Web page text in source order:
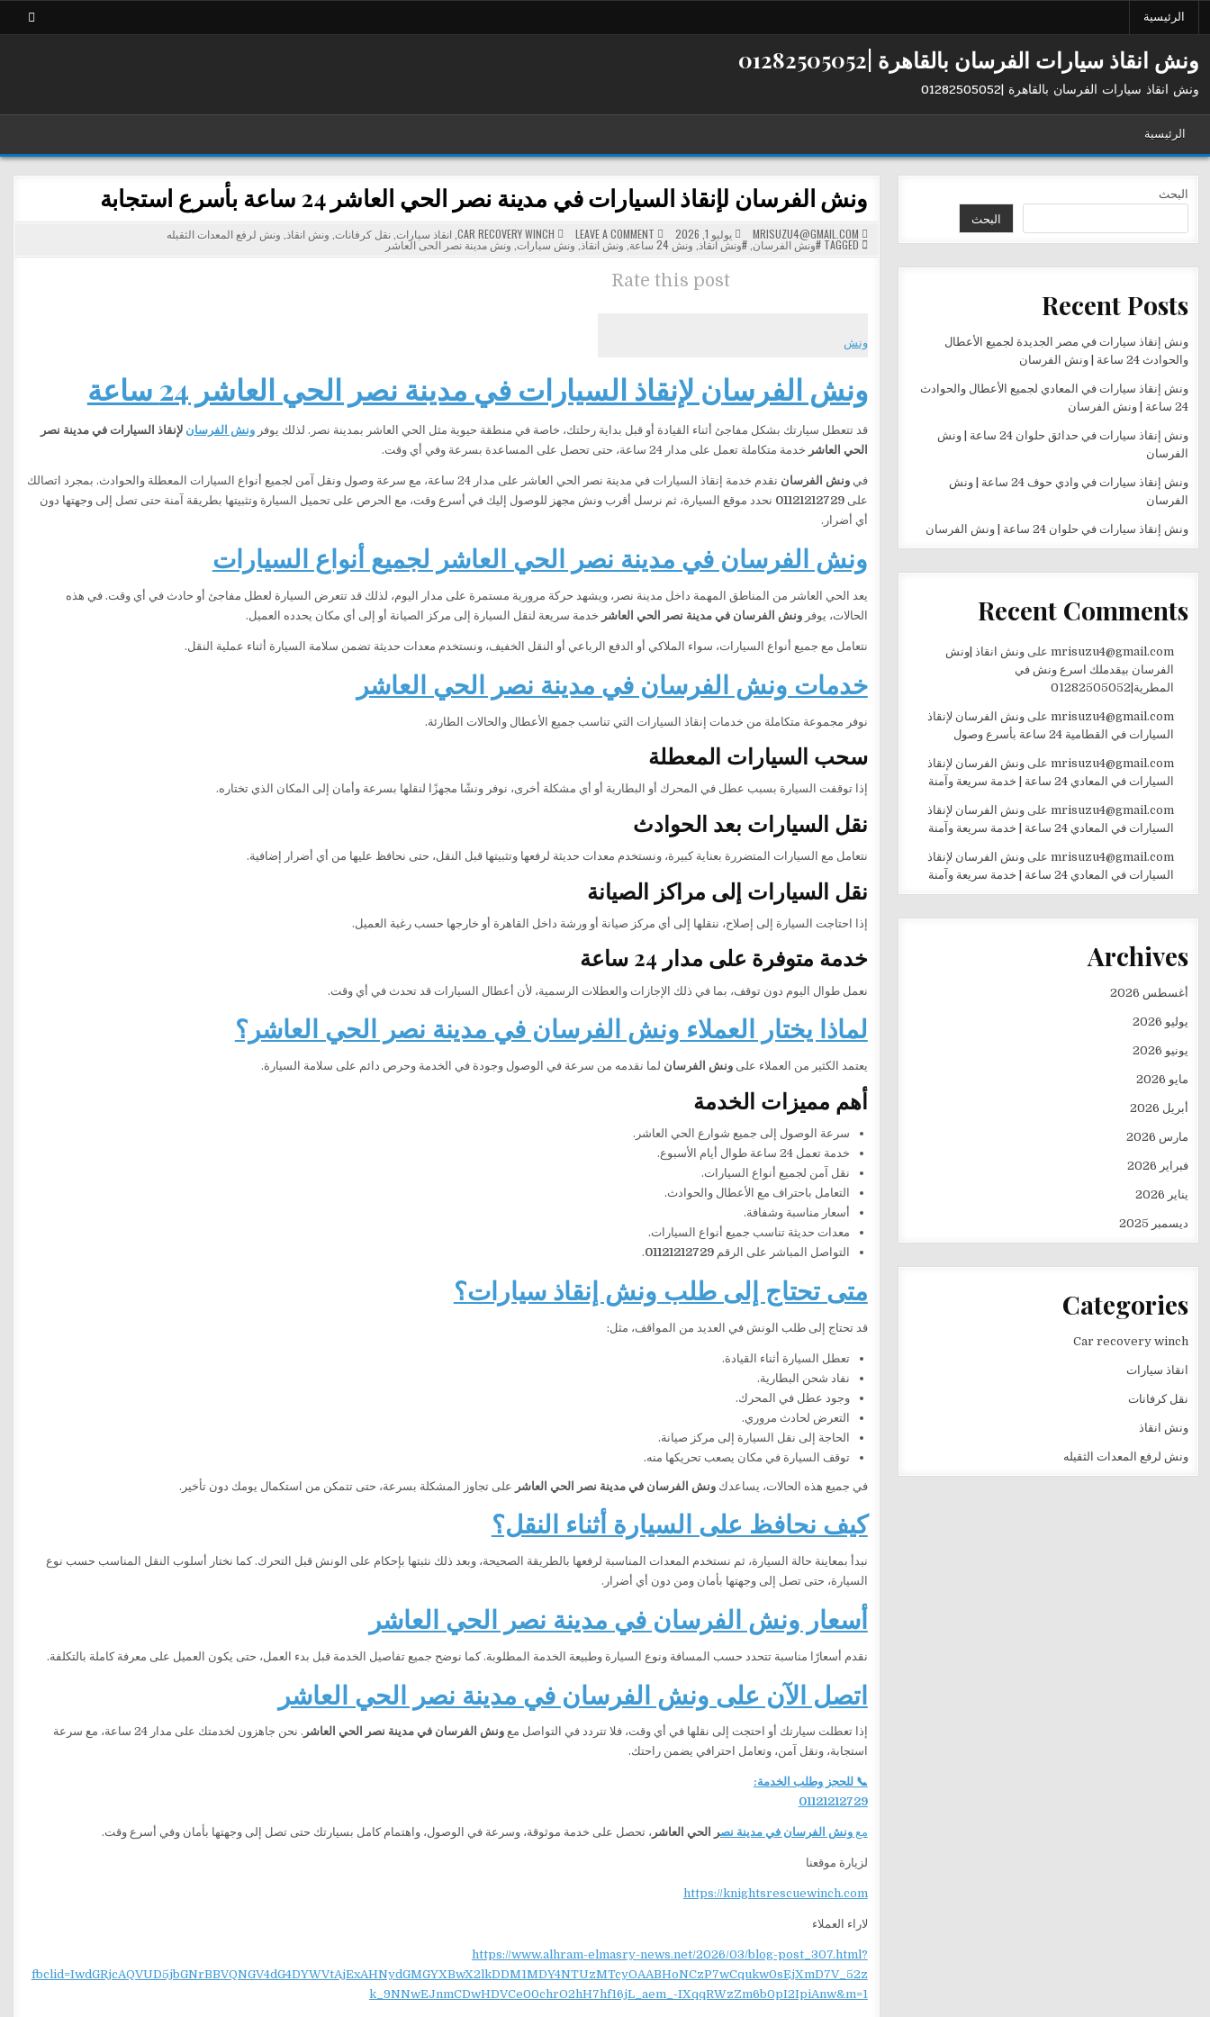
الرئيسية
ونش انقاذ سيارات الفرسان بالقاهرة |01282505052
ونش انقاذ سيارات الفرسان بالقاهرة |01282505052
الرئيسية
ونش الفرسان لإنقاذ السيارات في مدينة نصر الحي العاشر 24 ساعة بأسرع استجابة
MRISUZU4@GMAIL.COM يوليو 1, 2026 LEAVE A COMMENT
ON
ونش
الفرسان
POSTED
IN
CAR RECOVERY WINCH
,انقاذ سيارات ,نقل كرفانات ونش انقاذ ونش لرفع المعدات الثقيله
#ونش الفرسان ,#ونش انقاذ ونش 24 ساعة ونش انقاذ ونش سيارات ونش مدينة نصر الحى العاشر
Rate this post
ونش
ونش الفرسان لإنقاذ السيارات في مدينة نصر الحي العاشر 24 ساعة
قد تتعطل سيارتك بشكل مفاجئ أثناء القيادة أو قبل بداية رحلتك، خاصة في منطقة حيوية مثل الحي العاشر بمدينة نصر. لذلك يوفرونش الفرسان لإنقاذ السيارات في مدينة نصر
الحي العاشر خدمة متكاملة تعمل على مدار 24 ساعة، حتى تحصل على المساعدة بسرعة وفي أي وقت.
فيونش الفرسان
نقدم خدمة إنقاذ السيارات في مدينة نصر الحي العاشر على مدار 24 ساعة، مع سرعة وصول ونقل آمن لجميع أنواع السيارات المعطلة والحوادث. بمجرد اتصالك
على01121212729 نحدد موقع السيارة، ثم نرسل أقرب ونش مجهز للوصول إليك في أسرع وقت، مع الحرص على تحميل السيارة وتثبيتها بطريقة آمنة حتى تصل إلى وجهتها دون
أي أضرار.
ونش الفرسان في مدينة نصر الحي العاشر لجميع أنواع السيارات
يعد الحي العاشر من المناطق المهمة داخل مدينة نصر، ويشهد حركة مرورية مستمرة على مدار اليوم، لذلك قد تتعرض السيارة لعطل مفاجئ أو حادث في أي وقت. في هذه
الحالات، يوفرونش الفرسان في مدينة نصر الحي العاشر خدمة سريعة لنقل السيارة إلى مركز الصيانة أو إلى أي مكان يحدده العميل.
نتعامل مع جميع أنواع السيارات، سواء الملاكي أو الدفع الرباعي أو النقل الخفيف، ونستخدم معدات حديثة تضمن سلامة السيارة أثناء عملية النقل.
خدمات ونش الفرسان في مدينة نصر الحي العاشر
نوفر مجموعة متكاملة من خدمات إنقاذ السيارات التي تناسب جميع الأعطال والحالات الطارئة.
سحب السيارات المعطلة
إذا توقفت السيارة بسبب عطل في المحرك أو البطارية أو أي مشكلة أخرى، نوفر ونشًا مجهزًا لنقلها بسرعة وأمان إلى المكان الذي تختاره.
نقل السيارات بعد الحوادث
نتعامل مع السيارات المتضررة بعناية كبيرة، ونستخدم معدات حديثة لرفعها وتثبيتها قبل النقل، حتى نحافظ عليها من أي أضرار إضافية.
نقل السيارات إلى مراكز الصيانة
إذا احتاجت السيارة إلى إصلاح، ننقلها إلى أي مركز صيانة أو ورشة داخل القاهرة أو خارجها حسب رغبة العميل.
خدمة متوفرة على مدار 24 ساعة
نعمل طوال اليوم دون توقف، بما في ذلك الإجازات والعطلات الرسمية، لأن أعطال السيارات قد تحدث في أي وقت.
لماذا يختار العملاء ونش الفرسان في مدينة نصر الحي العاشر؟
يعتمد الكثير من العملاء علىونش الفرسان لما نقدمه من سرعة في الوصول وجودة في الخدمة وحرص دائم على سلامة السيارة.
أهم مميزات الخدمة
سرعة الوصول إلى جميع شوارع الحي العاشر.
خدمة تعمل 24 ساعة طوال أيام الأسبوع.
نقل آمن لجميع أنواع السيارات.
التعامل باحتراف مع الأعطال والحوادث.
أسعار مناسبة وشفافة.
معدات حديثة تناسب جميع أنواع السيارات.
التواصل المباشر على الرقم01121212729
.
متى تحتاج إلى طلب ونش إنقاذ سيارات؟
قد تحتاج إلى طلب الونش في العديد من المواقف، مثل:
تعطل السيارة أثناء القيادة.
نفاد شحن البطارية.
وجود عطل في المحرك.
التعرض لحادث مروري.
الحاجة إلى نقل السيارة إلى مركز صيانة.
توقف السيارة في مكان يصعب تحريكها منه.
في جميع هذه الحالات، يساعدكونش الفرسان في مدينة نصر الحي العاشر على تجاوز المشكلة بسرعة، حتى تتمكن من استكمال يومك دون تأخير.
كيف نحافظ على السيارة أثناء النقل؟
نبدأ بمعاينة حالة السيارة، ثم نستخدم المعدات المناسبة لرفعها بالطريقة الصحيحة، وبعد ذلك نثبتها بإحكام على الونش قبل التحرك. كما نختار أسلوب النقل المناسب حسب نوع
السيارة، حتى تصل إلى وجهتها بأمان ومن دون أي أضرار.
أسعار ونش الفرسان في مدينة نصر الحي العاشر
نقدم أسعارًا مناسبة تتحدد حسب المسافة ونوع السيارة وطبيعة الخدمة المطلوبة. كما نوضح جميع تفاصيل الخدمة قبل بدء العمل، حتى يكون العميل على معرفة كاملة بالتكلفة.
اتصل الآن على ونش الفرسان في مدينة نصر الحي العاشر
إذا تعطلت سيارتك أو احتجت إلى نقلها في أي وقت، فلا تتردد في التواصل معونش الفرسان في مدينة نصر الحي العاشر
. نحن جاهزون لخدمتك على مدار 24 ساعة، مع سرعة
استجابة، ونقل آمن، وتعامل احترافي يضمن راحتك.
📞 للحجز وطلب الخدمة:
01121212729
معونش الفرسان في مدينة نصر الحي العاشر ، تحصل على خدمة موثوقة، وسرعة في الوصول، واهتمام كامل بسيارتك حتى تصل إلى وجهتها بأمان وفي أسرع وقت.
لزيارة موقعنا
https://knightsrescuewinch.com
لاراء العملاء
https://www.alhram-elmasry-news.net/2026/03/blog-post_307.html?
fbclid=IwdGRjcAQVUD5jbGNrBBVQNGV4dG4DYWVtAjExAHNydGMGYXBwX2lkDDM1MDY4NTUzMTcyOAABHoNCzP7wCqukw0sEjXmD7V_52z
k_9NNwEJnmCDwHDVCe00chrO2hH7hf16jL_aem_-IXqqRWzZm6b0pI2IpiAnw&m=1
البحث
البحث
Recent Posts
ونش إنقاذ سيارات في مصر الجديدة لجميع الأعطال
والحوادث 24 ساعة | ونش الفرسان
ونش إنقاذ سيارات في المعادي لجميع الأعطال والحوادث
24 ساعة | ونش الفرسان
ونش إنقاذ سيارات في حدائق حلوان 24 ساعة | ونش
الفرسان
ونش إنقاذ سيارات في وادي حوف 24 ساعة | ونش
الفرسان
ونش إنقاذ سيارات في حلوان 24 ساعة | ونش الفرسان
Recent Comments
mrisuzu4@gmail.comعلى ونش انقاذ |ونش
الفرسان بيقدملك اسرع ونش في
المطرية|01282505052
mrisuzu4@gmail.comعلى ونش الفرسان لإنقاذ
السيارات في القطامية 24 ساعة بأسرع وصول
mrisuzu4@gmail.comعلى ونش الفرسان لإنقاذ
السيارات في المعادي 24 ساعة | خدمة سريعة وآمنة
mrisuzu4@gmail.comعلى ونش الفرسان لإنقاذ
السيارات في المعادي 24 ساعة | خدمة سريعة وآمنة
mrisuzu4@gmail.comعلى ونش الفرسان لإنقاذ
السيارات في المعادي 24 ساعة | خدمة سريعة وآمنة
Archives
أغسطس 2026
يوليو 2026
يونيو 2026
مايو 2026
أبريل 2026
مارس 2026
فبراير 2026
يناير 2026
ديسمبر 2025
Categories
Car recovery winch
انقاذ سيارات
نقل كرفانات
ونش انقاذ
ونش لرفع المعدات الثقيله